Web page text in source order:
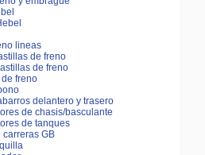
lineas
de freno
de freno
de freno
delantero y trasero
de chasis/basculante
de tanques
carreras GB